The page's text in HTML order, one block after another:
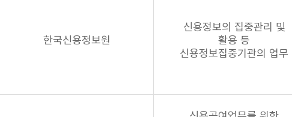
한국신용정보원
신용정보의 집중관리 및
활용 등
신용정보집중기관의 업무